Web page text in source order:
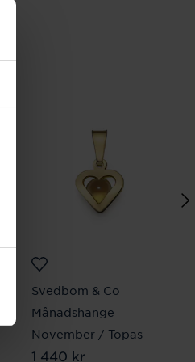
Svedbom & Co
Månadshänge
November / Topas
Pris:1 440 kr
1 440 kr